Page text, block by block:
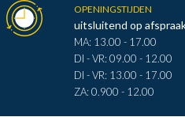
OPENINGSTIJDEN
uitsluitend op
MA: 13.00 - 17.00
DI - VR: 09.00 - 12.00
DI - VR: 13.00 - 17.00
ZA: 0.900 - 12.00